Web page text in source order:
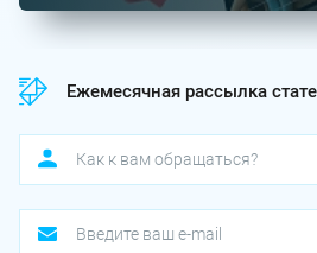
Ежемесячная рассылка